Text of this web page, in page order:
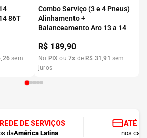
86T
,26 sem
Combo Serviço (3 e 4 Pneus)
Alinhamento +
Balanceamento Aro 13 a 14
R$ 189,90
No PIX ou7x de R$ 31 ,91 sem
juros
DE SERVIÇOS
daAmérica Latina
ATÉ
nos